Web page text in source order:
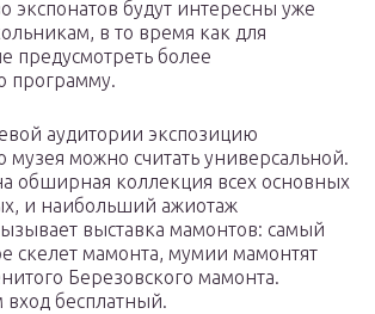
экспонатов будут интересны уже
в то время как для
предусмотреть более
программу.
аудитории экспозицию
музея можно считать универсальной.
обширная коллекция всех основных
и наибольший ажиотаж
выставка мамонтов: самый
скелет мамонта, мумии мамонтят
Березовского мамонта.
бесплатный.